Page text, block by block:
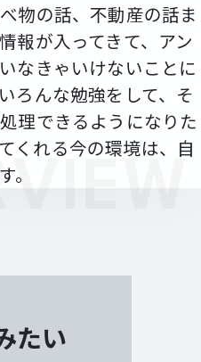
物の話、不動産の話ま
報が入ってきて、アン
なきゃいけないことに
ろんな勉強をして、そ
理できるようになりた
れる今の環境は、自
たい